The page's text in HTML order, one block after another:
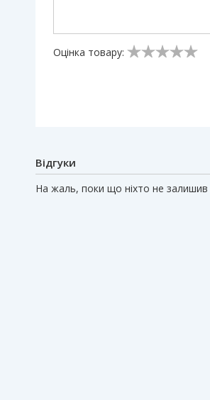
Оцінка товару:
Відгуки
На жаль, поки що ніхто не